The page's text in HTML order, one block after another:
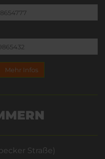
Mehr Infos
Straße)